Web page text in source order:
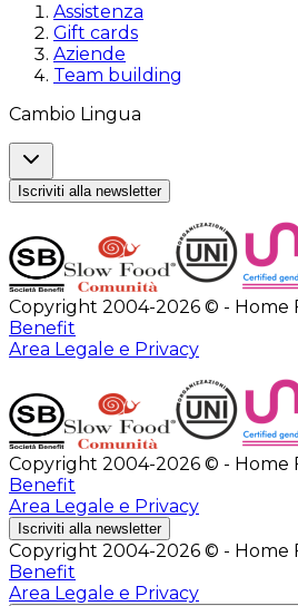
Assistenza
Gift cards
Aziende
Team building
Cambio Lingua
Iscriviti alla newsletter
Copyright 2004-2026 © - Home
Benefit
Area Legale e Privacy
Copyright 2004-2026 © - Home
Benefit
Area Legale e Privacy
Iscriviti alla newsletter
Copyright 2004-2026 © - Home
Benefit
Area Legale e Privacy